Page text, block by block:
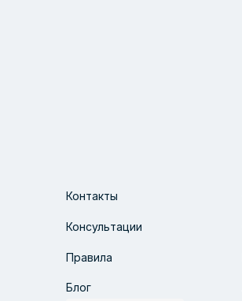
Контакты
Консультации
Правила
Блог